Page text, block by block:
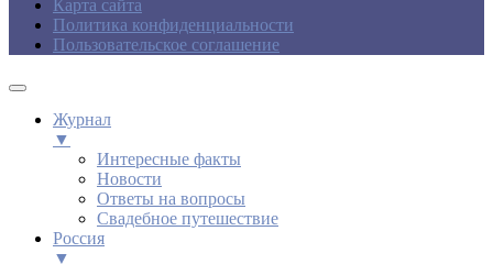
Карта сайта
Политика конфиденциальности
Пользовательское соглашение
Журнал
▼
Интересные факты
Новости
Ответы на вопросы
Свадебное путешествие
Россия
▼